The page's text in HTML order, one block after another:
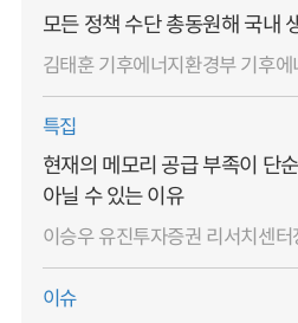
모든 정책 수단 총동원해 국내
김태훈 기후에너지환경부 기후
특집
현재의 메모리 공급 부족이 단
아닐 수 있는 이유
이승우 유진투자증권 리서치센터
이슈